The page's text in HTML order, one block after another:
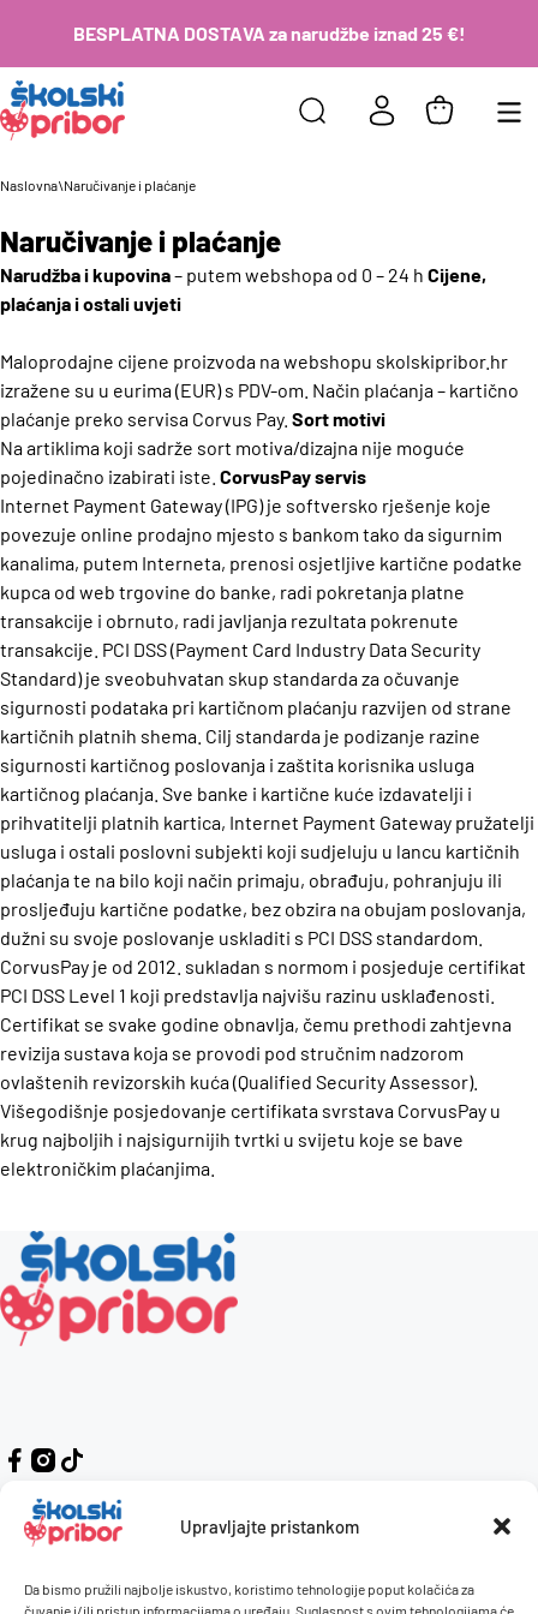
Upravljajte pristankom
Da bismo pružili najbolje iskustvo, koristimo tehnologije poput kolačića za
čuvanje i/ili pristup informacijama o uređaju. Suglasnost s ovim tehnologijama će
BESPLATNA DOSTAVA za narudžbe iznad 25 €!
Naslovna\Naručivanje i plaćanje
Naručivanje i plaćanje
Narudžba i kupovina– putem webshopa od 0 – 24 h Cijene,
plaćanja i ostali uvjeti
Maloprodajne cijene proizvoda na webshopu skolskipribor.hr
izražene su u eurima (EUR) s PDV-om. Način plaćanja – kartično
plaćanje preko servisa Corvus Pay. Sort motivi
Na artiklima koji sadrže sort motiva/dizajna nije moguće
pojedinačno izabirati iste. CorvusPay servis
Internet Payment Gateway (IPG) je softversko rješenje koje
povezuje online prodajno mjesto s bankom tako da sigurnim
kanalima, putem Interneta, prenosi osjetljive kartične podatke
kupca od web trgovine do banke, radi pokretanja platne
transakcije i obrnuto, radi javljanja rezultata pokrenute
transakcije. PCI DSS (Payment Card Industry Data Security
Standard) je sveobuhvatan skup standarda za očuvanje
sigurnosti podataka pri kartičnom plaćanju razvijen od strane
kartičnih platnih shema. Cilj standarda je podizanje razine
sigurnosti kartičnog poslovanja i zaštita korisnika usluga
kartičnog plaćanja. Sve banke i kartične kuće izdavatelji i
prihvatitelji platnih kartica, Internet Payment Gateway pružatelji
usluga i ostali poslovni subjekti koji sudjeluju u lancu kartičnih
plaćanja te na bilo koji način primaju, obrađuju, pohranjuju ili
prosljeđuju kartične podatke, bez obzira na obujam poslovanja,
dužni su svoje poslovanje uskladiti s PCI DSS standardom.
CorvusPay je od 2012. sukladan s normom i posjeduje certifikat
PCI DSS Level 1 koji predstavlja najvišu razinu usklađenosti.
Certifikat se svake godine obnavlja, čemu prethodi zahtjevna
revizija sustava koja se provodi pod stručnim nadzorom
ovlaštenih revizorskih kuća (Qualified Security Assessor).
Višegodišnje posjedovanje certifikata svrstava CorvusPay u
krug najboljih i najsigurnijih tvrtki u svijetu koje se bave
elektroničkim plaćanjima.